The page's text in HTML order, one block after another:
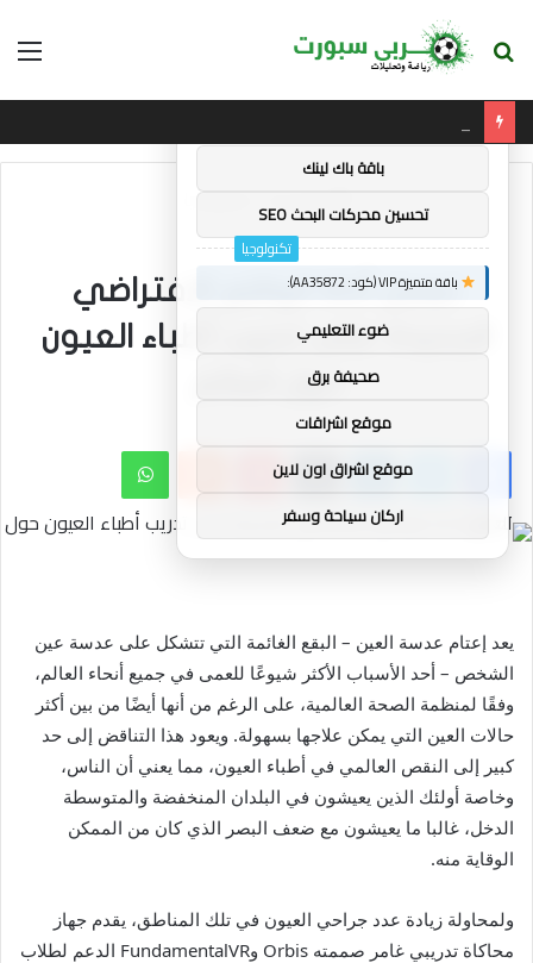
بحث
تكنولوجيا
تكنولوجيا
تعمل أداة الواقع الافتراضي
الجديدة على تدريب أطباء العيون
حول العالم
بينتيريست واتساب
يعد إعتام عدسة العين – البقع الغائمة التي تتشكل على عدسة عين
الشخص – أحد الأسباب الأكثر شيوعًا للعمى في جميع أنحاء العالم،
وفقًا لمنظمة الصحة العالمية، على الرغم من أنها أيضًا من بين أكثر
حالات العين التي يمكن علاجها بسهولة. ويعود هذا التناقض إلى حد
كبير إلى النقص العالمي في أطباء العيون، مما يعني أن الناس،
وخاصة أولئك الذين يعيشون في البلدان المنخفضة والمتوسطة
الدخل، غالبا ما يعيشون مع ضعف البصر الذي كان من الممكن
الوقاية منه.
ولمحاولة زيادة عدد جراحي العيون في تلك المناطق، يقدم جهاز
محاكاة تدريبي غامر صممته Orbis وFundamentalVR الدعم لطلاب
توصيات :
باقة باك لينك
تحسين محركات البحث SEO
باقة متميزة VIP (كود: AA35872):
ضوء التعليمي
صحيفة برق
موقع اشراقات
موقع اشراق اون لاين
اركان سياحة وسفر